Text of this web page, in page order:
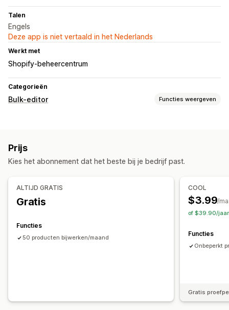
Talen
Engels
Deze app is niet vertaald in het Nederlands
Werkt met
Shopify-beheercentrum
Categorieën
Bulk-editor Functies weergeven
Acties
Prijs
Kies het abonnement dat het beste bij je bedrijf past.
ALTIJD GRATIS
Gratis
Functies
50 producten bijwerken/maand
COOL
$3.99/
of $39.90/jaar
Functies
Onbeperkt
Gratis